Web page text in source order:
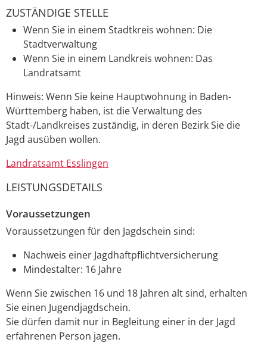
ZUSTÄNDIGE STELLE
Wenn Sie in einem Stadtkreis wohnen: Die
Stadtverwaltung
Wenn Sie in einem Landkreis wohnen: Das
Landratsamt
Hinweis: Wenn Sie keine Hauptwohnung in Baden-
Württemberg haben, ist die Verwaltung des
Stadt-/Landkreises zuständig, in deren Bezirk Sie die
Jagd ausüben wollen.
Landratsamt Esslingen
LEISTUNGSDETAILS
Voraussetzungen
Voraussetzungen für den Jagdschein sind:
Nachweis einer Jagdhaftpflichtversicherung
Mindestalter: 16 Jahre
Wenn Sie zwischen 16 und 18 Jahren alt sind, erhalten
Sie einen Jugendjagdschein.
Sie dürfen damit nur in Begleitung einer in der Jagd
erfahrenen Person jagen.